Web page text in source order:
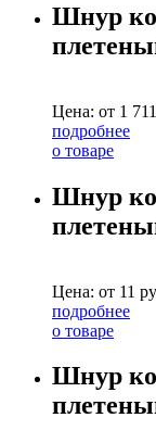
Шнур
Цена: от 1 711
подробнее
о товаре
Шнур
Цена: от 11
подробнее
о товаре
Шнур